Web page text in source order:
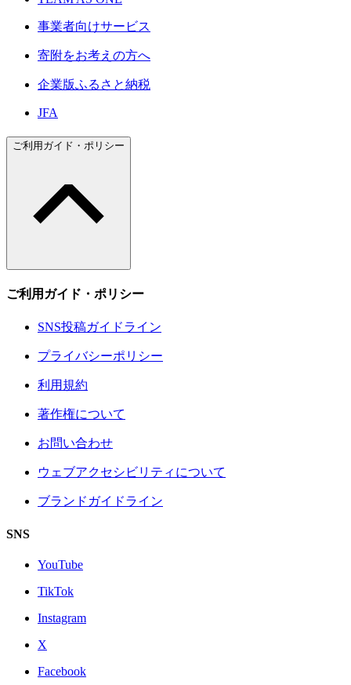
事業者向けサービス
寄附をお考えの方へ
企業版ふるさと納税
JFA
ご利用ガイド・ポリシー
ご利用ガイド・ポリシー
SNS投稿ガイドライン
プライバシーポリシー
利用規約
著作権について
お問い合わせ
ウェブアクセシビリティについて
ブランドガイドライン
SNS
YouTube
TikTok
Instagram
X
Facebook